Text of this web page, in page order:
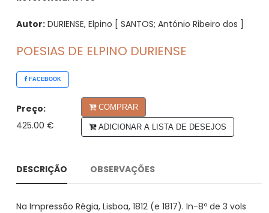
Autor: DURIENSE, Elpino [ SANTOS; António Ribeiro dos ]
POESIAS DE ELPINO DURIENSE
FACEBOOK
Preço:
425.00 €
COMPRAR
ADICIONAR A LISTA DE DESEJOS
DESCRIÇÃO OBSERVAÇÕES
Na Impressão Régia, Lisboa, 1812 (e 1817). In-8º de 3 vols